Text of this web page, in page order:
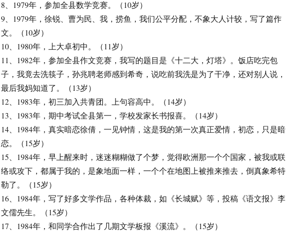
8、1979年，参加全县数学竞赛。（10岁）
9、1979年，徐锐、曹为民、我，捞鱼，我们公平分配，不象大人计较，写了篇作
文。（10岁）
10、1980年，上大卓初中。（11岁）
11、1982年，参加全县作文竞赛，我写的题目是《十二大，灯塔》。饭店吃完包
子，我竟去洗筷子，孙兆聘老师感到希奇，说吃前我洗是为了干净，还对别人说，
最后我妈知道了。（13岁）
12、1983年，初三加入共青团。上句容高中。（14岁）
13、1983年，期中考试全县第一，学校发家长书报喜。（14岁）
14、1984年，真实暗恋徐倩，一见钟情，这是我的第一次真正爱情，初恋，只是暗
恋。（15岁）
15、1984年，早上醒来时，迷迷糊糊做了个梦，觉得欧洲那一个个国家，被我或联
络或攻下，都属于我的，是象地面一样，一个个在地图上被推来推去，倒真象希特
勒了。（15岁）
16、1984年，写了好多文学作品，各种体裁，如《长城赋》等，投稿《语文报》李
文儒先生。（15岁）
17、1984年，和同学合作出了几期文学板报《溪流》。（15岁）